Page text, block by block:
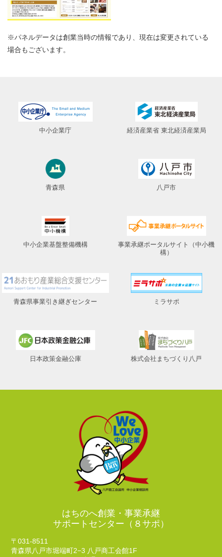
※パネルデータは創業当時の情報であり、現在は変更されている
場合もございます。
中小企業庁 経済産業省 東北経済産業局
青森県 八戸市
中小企業基盤整備機構
事業承継ポータルサイト（中小機
構）
青森県事業引き継ぎセンター ミラサポ
日本政策金融公庫 株式会社まちづくり八戸
はちのへ創業・事業承継
サポートセンター（８サポ）
〒031-8511
青森県八戸市堀端町2−3 八戸商工会館1F